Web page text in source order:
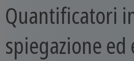
Quantificatori
spiegazione ed